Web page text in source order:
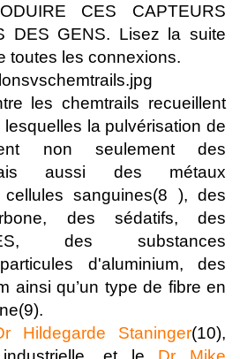
CES CAPTEURS
DES GENS. Lisez la suite
toutes les connexions.
les chemtrails recueillent
la pulvérisation de
non seulement des
aussi des métaux
sanguines(8 ), des
des sédatifs, des
des substances
d'aluminium, des
ainsi qu’un type de fibre en
Hildegarde Staninger(10),